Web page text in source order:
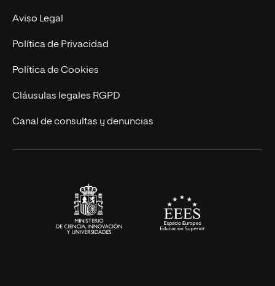
Experto Universitario
Postgrados
Cursos Universitarios
Nuestro Equipo
Trabaja en UNIR
Actualidad
UNIR Revista
Eventos
Aviso Legal
Política de Privacidad
Política de Cookies
Cláusulas legales RGPD
Canal de consultas y denuncias